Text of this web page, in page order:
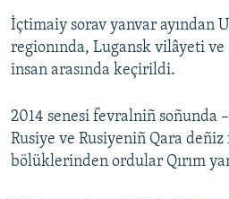
İçtimaiy sorav yanvar ayından
regionında, Lugansk vilâyeti ve
insan arasında keçirildi.
2014 senesi fevralniñ soñunda
Rusiye ve Rusiyeniñ Qara deñiz
bölüklerinden ordular Qırım